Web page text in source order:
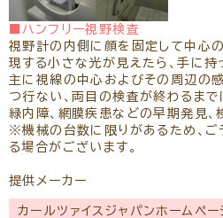
■ハンフリー視野検査
視野計の内側に顔を固定して中心
現する小さな光が見えたら、手に持
主に視線の中心およびその周辺の
つ行ない、両目の検査が終わるま
緑内障、網膜疾患などの早期発見、
※機械の台数に限りがあるため、
る場合がございます。
提供メーカー
カールツァイスジャパンホームペー